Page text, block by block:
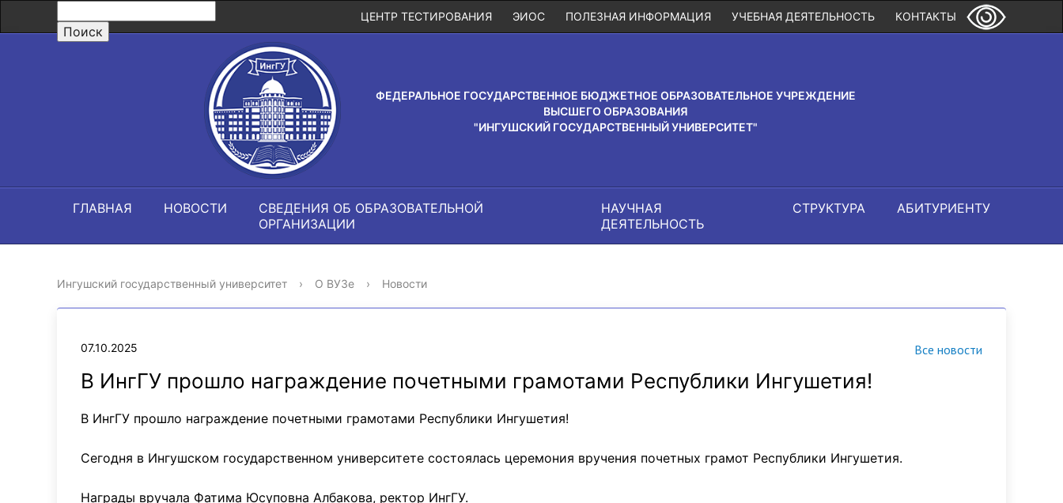
КОНТАКТЫ
УЧЕБНАЯ ДЕЯТЕЛЬНОСТЬ
ПОЛЕЗНАЯ ИНФОРМАЦИЯ
ЭИОС
ЦЕНТР ТЕСТИРОВАНИЯ
ФЕДЕРАЛЬНОЕ ГОСУДАРСТВЕННОЕ БЮДЖЕТНОЕ ОБРАЗОВАТЕЛЬНОЕ УЧРЕЖДЕНИЕ
ВЫСШЕГО ОБРАЗОВАНИЯ
"ИНГУШСКИЙ ГОСУДАРСТВЕННЫЙ УНИВЕРСИТЕТ"
ГЛАВНАЯ НОВОСТИ
СВЕДЕНИЯ ОБ ОБРАЗОВАТЕЛЬНОЙ
ОРГАНИЗАЦИИ
НАУЧНАЯ
ДЕЯТЕЛЬНОСТЬ
СТРУКТУРА АБИТУРИЕНТУ
Ингушский государственный университет › О ВУЗе › Новости
07.10.2025 Все новости
В ИнгГУ прошло награждение почетными грамотами Республики Ингушетия!
В ИнгГУ прошло награждение почетными грамотами Республики Ингушетия!
Сегодня в Ингушском государственном университете состоялась церемония вручения почетных грамот Республики Ингушетия.
Награды вручала Фатима Юсуповна Албакова, ректор ИнгГУ.